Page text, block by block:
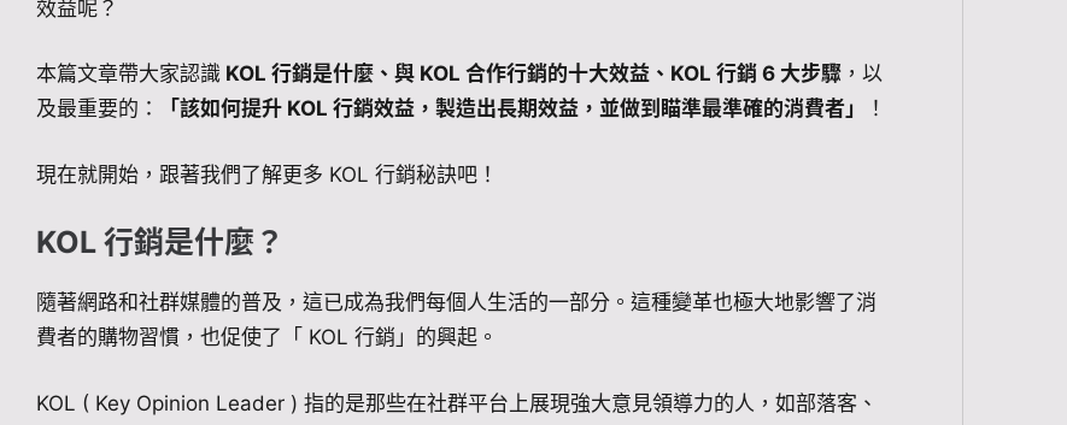
效益呢？
本篇文章帶大家認識 KOL 行銷是什麼、與 KOL 合作行銷的十大效益、KOL 行銷 6 大步驟 ，以
及最重要的：
「該如何提升 KOL 行銷效益，製造出長期效益，並做到瞄準最準確的消費者」 ！
現在就開始，跟著我們了解更多 KOL 行銷秘訣吧！
KOL 行銷是什麼？
隨著網路和社群媒體的普及，這已成為我們每個人生活的一部分。這種變革也極大地影響了消
費者的購物習慣，也促使了「 KOL 行銷」的興起。
KOL ( Key Opinion Leader ) 指的是那些在社群平台上展現強大意見領導力的人，如部落客、